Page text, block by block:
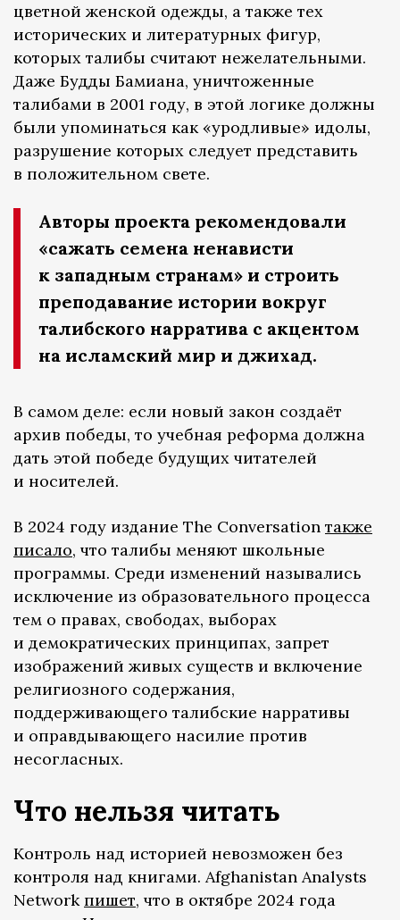
цветной женской одежды, а также тех
исторических и литературных фигур,
которых талибы считают нежелательными.
Даже Будды Бамиана, уничтоженные
талибами в 2001 году, в этой логике должны
были упоминаться как «уродливые» идолы,
разрушение которых следует представить
в положительном свете.
Авторы проекта рекомендовали
«сажать семена ненависти
к западным странам» и строить
преподавание истории вокруг
талибского нарратива с акцентом
на исламский мир и джихад.
В самом деле: если новый закон создаёт
архив победы, то учебная реформа должна
дать этой победе будущих читателей
и носителей.
В 2024 году издание The Conversation также
писало, что талибы меняют школьные
программы. Среди изменений назывались
исключение из образовательного процесса
тем о правах, свободах, выборах
и демократических принципах, запрет
изображений живых существ и включение
религиозного содержания,
поддерживающего талибские нарративы
и оправдывающего насилие против
несогласных.
Что нельзя читать
Контроль над историей невозможен без
контроля над книгами. Afghanistan Analysts
Network пишет, что в октябре 2024 года